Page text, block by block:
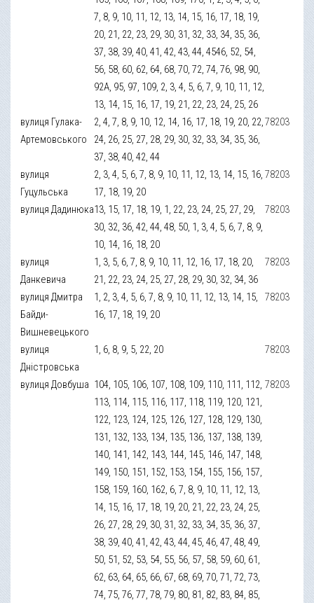
7, 8, 9, 10, 11, 12, 13, 14, 15, 16, 17, 18, 19,
20, 21, 22, 23, 29, 30, 31, 32, 33, 34, 35, 36,
37, 38, 39, 40, 41, 42, 43, 44, 4546, 52, 54,
56, 58, 60, 62, 64, 68, 70, 72, 74, 76, 98, 90,
92А, 95, 97, 109, 2, 3, 4, 5, 6, 7, 9, 10, 11, 12,
13, 14, 15, 16, 17, 19, 21, 22, 23, 24, 25, 26
вулиця Гулака-
Артемовського
2, 4, 7, 8, 9, 10, 12, 14, 16, 17, 18, 19, 20, 22,
24, 26, 25, 27, 28, 29, 30, 32, 33, 34, 35, 36,
37, 38, 40, 42, 44
78203
вулиця
Гуцульська
2, 3, 4, 5, 6, 7, 8, 9, 10, 11, 12, 13, 14, 15, 16,
17, 18, 19, 20
78203
вулиця Дадинюка13, 15, 17, 18, 19, 1, 22, 23, 24, 25, 27, 29,
30, 32, 36, 42, 44, 48, 50, 1, 3, 4, 5, 6, 7, 8, 9,
10, 14, 16, 18, 20
78203
вулиця
Данкевича
1, 3, 5, 6, 7, 8, 9, 10, 11, 12, 16, 17, 18, 20,
21, 22, 23, 24, 25, 27, 28, 29, 30, 32, 34, 36
78203
вулиця Дмитра
Байди-
Вишневецького
1, 2, 3, 4, 5, 6, 7, 8, 9, 10, 11, 12, 13, 14, 15,
16, 17, 18, 19, 20
78203
вулиця
Дністровська
1, 6, 8, 9, 5, 22, 20 78203
вулиця Довбуша 104, 105, 106, 107, 108, 109, 110, 111, 112,
113, 114, 115, 116, 117, 118, 119, 120, 121,
122, 123, 124, 125, 126, 127, 128, 129, 130,
131, 132, 133, 134, 135, 136, 137, 138, 139,
140, 141, 142, 143, 144, 145, 146, 147, 148,
149, 150, 151, 152, 153, 154, 155, 156, 157,
158, 159, 160, 162, 6, 7, 8, 9, 10, 11, 12, 13,
14, 15, 16, 17, 18, 19, 20, 21, 22, 23, 24, 25,
26, 27, 28, 29, 30, 31, 32, 33, 34, 35, 36, 37,
38, 39, 40, 41, 42, 43, 44, 45, 46, 47, 48, 49,
50, 51, 52, 53, 54, 55, 56, 57, 58, 59, 60, 61,
62, 63, 64, 65, 66, 67, 68, 69, 70, 71, 72, 73,
74, 75, 76, 77, 78, 79, 80, 81, 82, 83, 84, 85,
78203